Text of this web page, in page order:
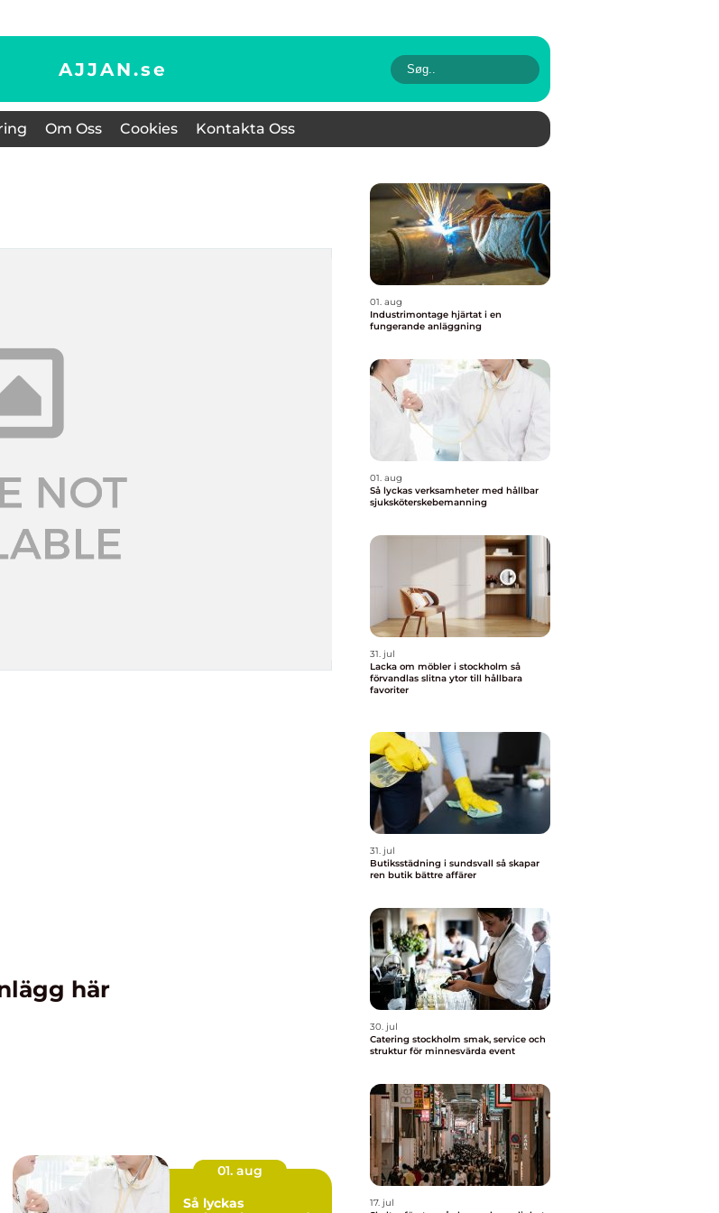
AJJAN.se
Om Oss Cookies Kontakta Oss
här
01. aug
Så lyckas
01. aug
Industrimontage hjärtat i en
fungerande anläggning
01. aug
Så lyckas verksamheter med hållbar
sjuksköterskebemanning
31. jul
Lacka om möbler i stockholm så
förvandlas slitna ytor till hållbara
favoriter
31. jul
Butiksstädning i sundsvall så skapar
ren butik bättre affärer
30. jul
Catering stockholm smak, service och
struktur för minnesvärda event
17. jul